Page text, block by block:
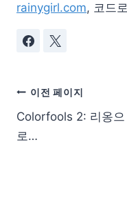
rainygirl.com, 코드
이전 페이지
Colorfools 2: 리옹으
로…